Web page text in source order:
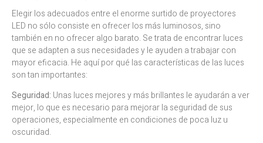
Elegir los adecuados entre el enorme surtido de proyectores
LED no sólo consiste en ofrecer los más luminosos, sino
también en no ofrecer algo barato. Se trata de encontrar luces
que se adapten a sus necesidades y le ayuden a trabajar con
mayor eficacia. He aquí por qué las características de las luces
son tan importantes:
Seguridad: Unas luces mejores y más brillantes le ayudarán a ver
mejor, lo que es necesario para mejorar la seguridad de sus
operaciones, especialmente en condiciones de poca luz u
oscuridad.